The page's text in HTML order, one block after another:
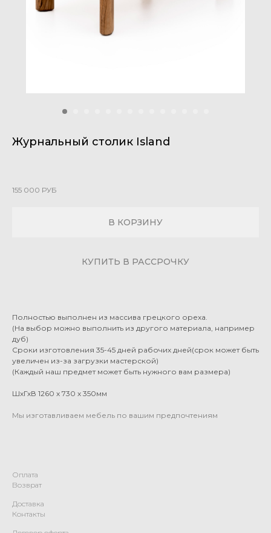
Журнальный столик Island
155 000 РУБ
В КОРЗИНУ
КУПИТЬ В РАССРОЧКУ
Полностью выполнен из массива грецкого ореха.
(На выбор можно выполнить из другого материала, например
дуб)
Сроки изготовления 35-45 дней рабочих дней(срок может быть
увеличен из-за загрузки мастерской)
(Каждый наш предмет может быть нужного вам размера)
ШхГхВ 1260 х 730 х 350мм
Мы изготавливаем мебель по вашим предпочтениям
Оплата
Возврат
Доставка
Контакты